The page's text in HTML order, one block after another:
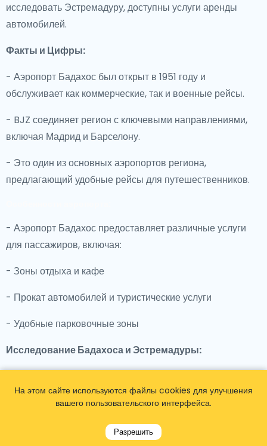
исследовать Эстремадуру, доступны услуги аренды
автомобилей.
Факты и Цифры:
- Аэропорт Бадахос был открыт в 1951 году и
обслуживает как коммерческие, так и военные рейсы.
- BJZ соединяет регион с ключевыми направлениями,
включая Мадрид и Барселону.
- Это один из основных аэропортов региона,
предлагающий удобные рейсы для путешественников.
- Аэропорт Бадахос предоставляет различные услуги
для пассажиров, включая:
- Зоны отдыха и кафе
- Прокат автомобилей и туристические услуги
- Удобные парковочные зоны
Исследование Бадахоса и Эстремадуры:
Альказаба и очаровательными улочками старого города.
путешественники могут легко добраться до Мериды,
На этом сайте используются файлы cookies для улучшения
вашего пользовательского интерфейса.
Разрешить